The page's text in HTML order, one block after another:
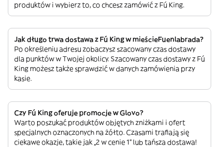
produktów i wybierz to, co chcesz zamówić z Fú King.
Jak długo trwa dostawa z Fú King w mieścieFuenlabrada?
Po określeniu adresu zobaczysz szacowany czas dostawy
dla punktów w Twojej okolicy. Szacowany czas dostawy z Fú
King możesz także sprawdzić w danych zamówienia przy
kasie.
Czy Fú King oferuje promocje w Glovo?
Warto poszukać produktów objętych zniżkami i ofert
specjalnych oznaczonych na żółto. Czasami trafiają się
ciekawe okazje, takie jak „2 w cenie 1” lub tańsza dostawa!